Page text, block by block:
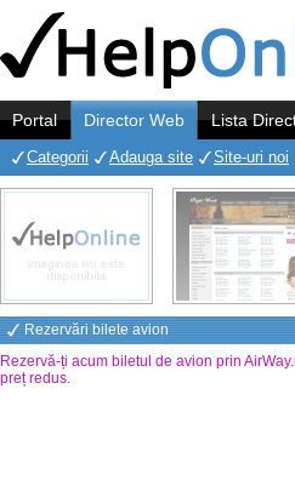
Portal Director Web Lista
Categorii Adauga site Site-uri noi
Rezervări bilete avion
Rezervă-ți acum biletul de avion prin
preț redus.